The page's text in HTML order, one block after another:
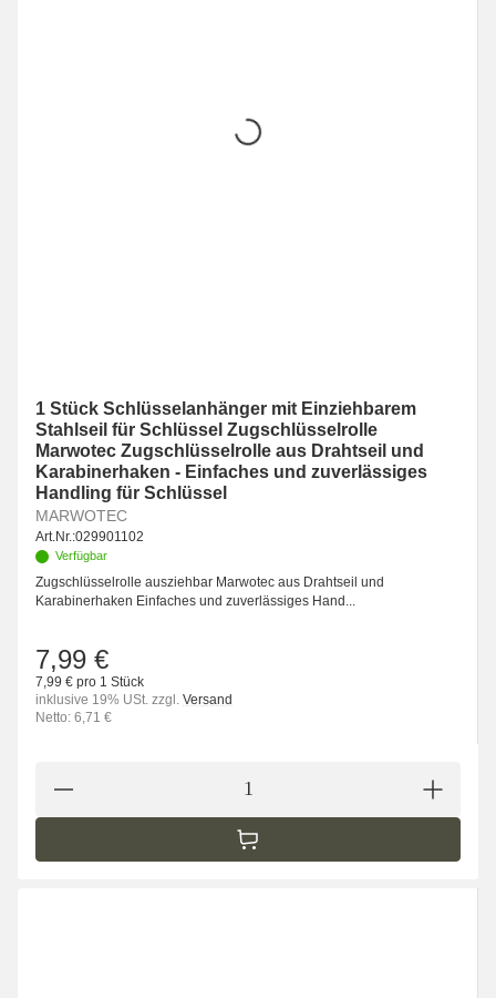
1 Stück Schlüsselanhänger mit Einziehbarem
Stahlseil für Schlüssel Zugschlüsselrolle
Marwotec Zugschlüsselrolle aus Drahtseil und
Karabinerhaken - Einfaches und zuverlässiges
Handling für Schlüssel
MARWOTEC
Art.Nr.:029901102
Verfügbar
Zugschlüsselrolle ausziehbar Marwotec aus Drahtseil und
Karabinerhaken Einfaches und zuverlässiges Hand...
7,99 €
7,99 € pro 1 Stück
inklusive 19% USt. zzgl. Versand
Netto: 6,71 €
IN DEN WARENKORB